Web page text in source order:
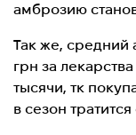
амброзию
Так же, средний
грн за
тысячи, тк
в сезон